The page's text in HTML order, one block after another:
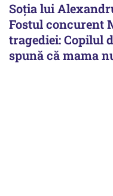
Soția lui
Fostul concurent
tragediei: Copilul
spună că mama